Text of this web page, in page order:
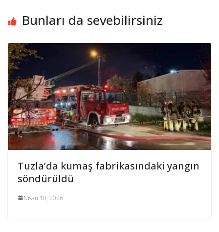
Bunları da sevebilirsiniz
Tuzla’da kumaş fabrikasındaki yangın
söndürüldü
Nisan 10, 2026